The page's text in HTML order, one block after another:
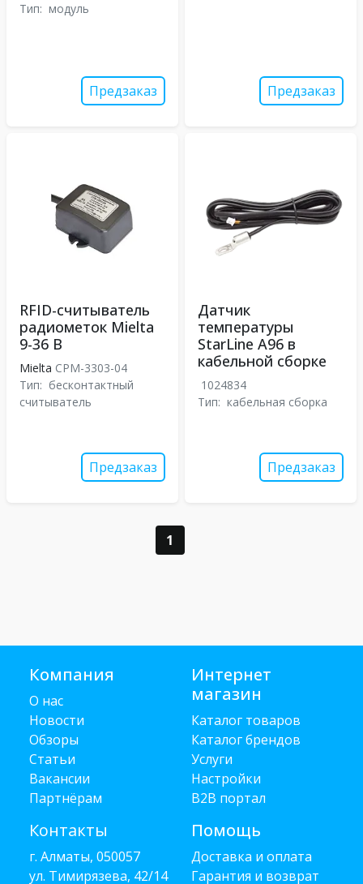
Тип: модуль
Предзаказ Предзаказ
RFID-считыватель
радиометок Mielta
9-36 В
Mielta СРМ-3303-04
Тип: бесконтактный
считыватель
Предзаказ
Датчик
температуры
StarLine A96 в
кабельной сборке
1024834
Тип: кабельная сборка
Предзаказ
1
Компания
О нас
Новости
Обзоры
Статьи
Вакансии
Партнёрам
Контакты
г. Алматы, 050057
ул. Тимирязева, 42/14
Интернет
магазин
Каталог товаров
Каталог брендов
Услуги
Настройки
B2B портал
Помощь
Доставка и оплата
Гарантия и возврат